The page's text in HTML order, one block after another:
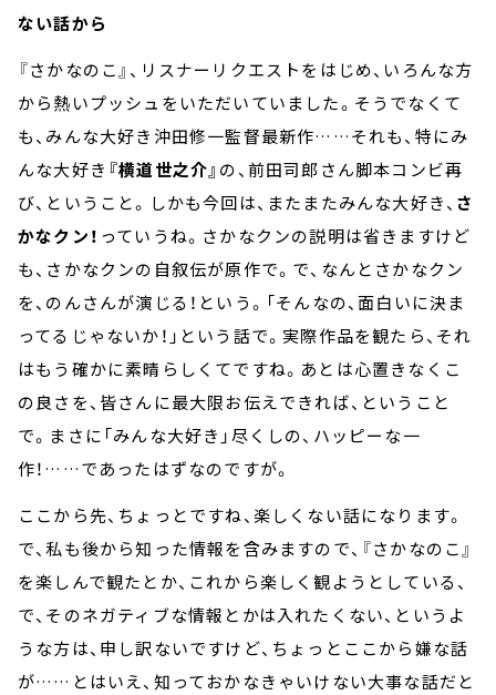
ない話から
『さかなのこ』、リスナーリクエストをはじめ、いろんな方
から熱いプッシュをいただいていました。そうでなくて
も、みんな大好き沖田修一監督最新作……それも、特にみ
んな大好き 『横道世之介』 の、前田司郎さん脚本コンビ再
び、ということ。しかも今回は、またまたみんな大好き、 さ
かなクン！ っていうね。さかなクンの説明は省きますけど
も、さかなクンの自叙伝が原作で。で、なんとさかなクン
を、のんさんが演じる！という。「そんなの、面白いに決ま
ってるじゃないか！」という話で。実際作品を観たら、それ
はもう確かに素晴らしくてですね。あとは心置きなくこ
の良さを、皆さんに最大限お伝えできれば、ということ
で。まさに「みんな大好き」尽くしの、ハッピーな一
作！……であったはずなのですが。
ここから先、ちょっとですね、楽しくない話になります。
で、私も後から知った情報を含みますので、『さかなのこ』
を楽しんで観たとか、これから楽しく観ようとしている、
で、そのネガティブな情報とかは入れたくない、というよ
うな方は、申し訳ないですけど、ちょっとここから嫌な話
が……とはいえ、知っておかなきゃいけない大事な話だと